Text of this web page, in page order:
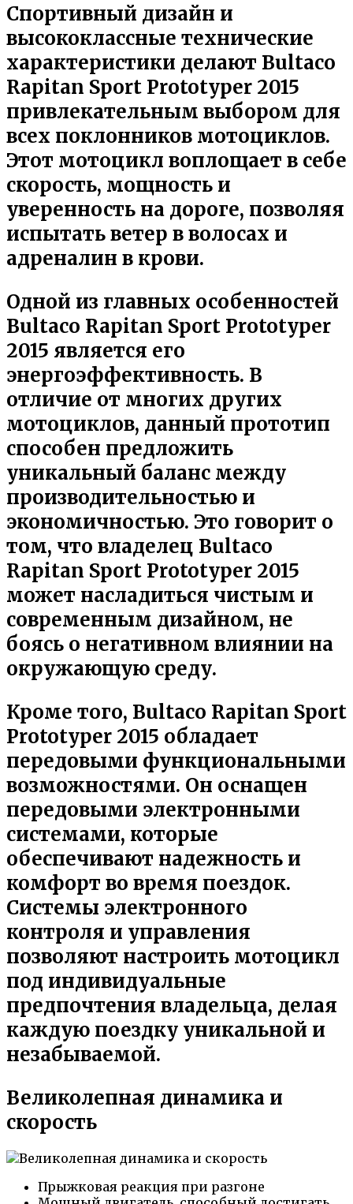
Спортивный дизайн и
высококлассные технические
характеристики делают Bultaco
Rapitan Sport Prototyper 2015
привлекательным выбором для
всех поклонников мотоциклов.
Этот мотоцикл воплощает в себе
скорость, мощность и
уверенность на дороге, позволяя
испытать ветер в волосах и
адреналин в крови.
Одной из главных особенностей
Bultaco Rapitan Sport Prototyper
2015 является его
энергоэффективность. В
отличие от многих других
мотоциклов, данный прототип
способен предложить
уникальный баланс между
производительностью и
экономичностью. Это говорит о
том, что владелец Bultaco
Rapitan Sport Prototyper 2015
может насладиться чистым и
современным дизайном, не
боясь о негативном влиянии на
окружающую среду.
Кроме того, Bultaco Rapitan Sport
Prototyper 2015 обладает
передовыми функциональными
возможностями. Он оснащен
передовыми электронными
системами, которые
обеспечивают надежность и
комфорт во время поездок.
Системы электронного
контроля и управления
позволяют настроить мотоцикл
под индивидуальные
предпочтения владельца, делая
каждую поездку уникальной и
незабываемой.
Великолепная динамика и
скорость
Прыжковая реакция при разгоне